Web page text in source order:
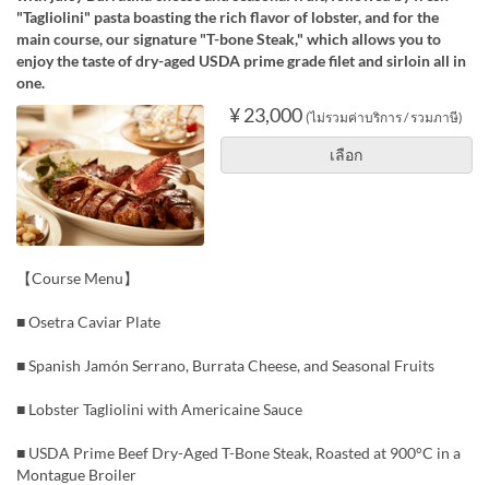
"Tagliolini" pasta boasting the rich flavor of lobster, and for the
main course, our signature "T-bone Steak," which allows you to
enjoy the taste of dry-aged USDA prime grade filet and sirloin all in
one.
¥ 23,000 (ไม่รวมค่าบริการ / รวมภาษี)
เลือก
【Course Menu】
■ Osetra Caviar Plate
■ Spanish Jamón Serrano, Burrata Cheese, and Seasonal Fruits
■ Lobster Tagliolini with Americaine Sauce
■ USDA Prime Beef Dry-Aged T-Bone Steak, Roasted at 900°C in a
Montague Broiler